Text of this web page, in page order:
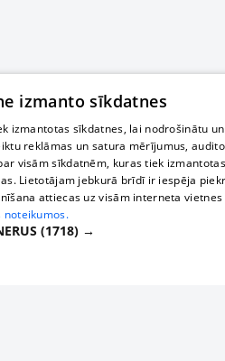
izmanto sīkdatnes
izmantotas sīkdatnes, lai nodrošinātu
reklāmas un satura mērījumus,
visām sīkdatnēm, kuras tiek
Lietotājam jebkurā brīdī ir iespēja
attiecas uz visām interneta
noteikumos.
(1718) →